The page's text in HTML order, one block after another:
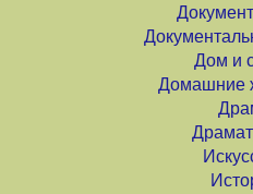
Дом и
Домашние